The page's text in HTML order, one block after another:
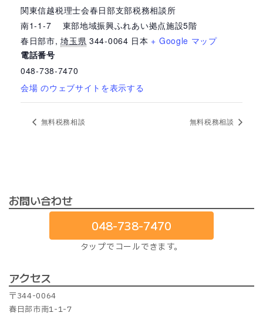
関東信越税理士会春日部支部税務相談所
南1-1-7 東部地域振興ふれあい拠点施設5階
春日部市, 埼玉県 344-0064 日本 + Google マップ
電話番号
048-738-7470
会場 のウェブサイトを表示する
無料税務相談 無料税務相談
お問い合わせ
048-738-7470
タップでコールできます。
アクセス
〒344-0064
春日部市南1-1-7